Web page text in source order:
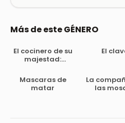
Más de este GÉNERO
El cocinero de su
majestad:
tiempo de Felipe
III
El
Mascaras de
matar
La
las